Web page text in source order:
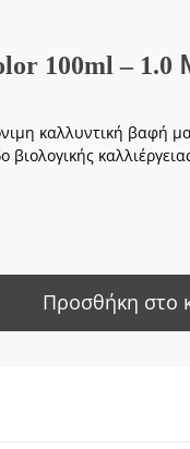
100ml –
καλλυντική βαφή
βιολογικής
Προσθήκη στο